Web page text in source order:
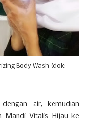
Body Wash (dok:
air, kemudian
Mandi Vitalis Hijau ke